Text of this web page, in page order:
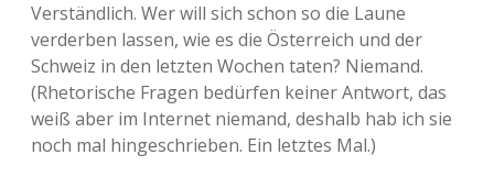
Verständlich. Wer will sich schon so die Laune
verderben lassen, wie es die Österreich und der
Schweiz in den letzten Wochen taten? Niemand.
(Rhetorische Fragen bedürfen keiner Antwort, das
weiß aber im Internet niemand, deshalb hab ich sie
noch mal hingeschrieben. Ein letztes Mal.)